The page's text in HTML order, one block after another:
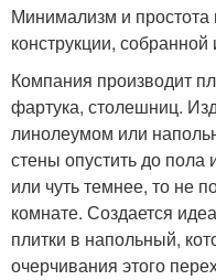
Минимализм и простота
конструкции,
Компания производит
фартука, столешниц.
линолеумом или
стены опустить до пола
или чуть темнее, то не
комнате. Создается
плитки в напольный,
очерчивания этого